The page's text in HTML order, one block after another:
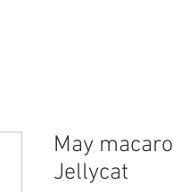
May
Jellycat